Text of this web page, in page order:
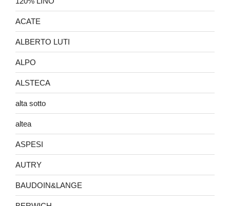
ACATE
ALBERTO LUTI
ALPO
ALSTECA
alta sotto
altea
ASPESI
AUTRY
BAUDOIN&LANGE